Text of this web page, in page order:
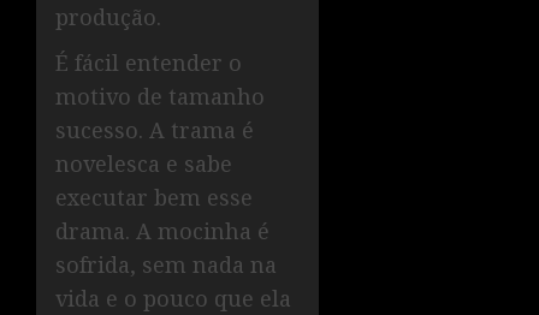
produção.
É fácil entender o
motivo de tamanho
sucesso. A trama é
novelesca e sabe
executar bem esse
drama. A mocinha é
sofrida, sem nada na
vida e o pouco que ela